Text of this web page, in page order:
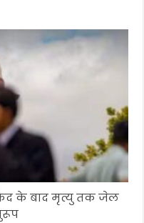
के बाद मृत्यु तक जेल